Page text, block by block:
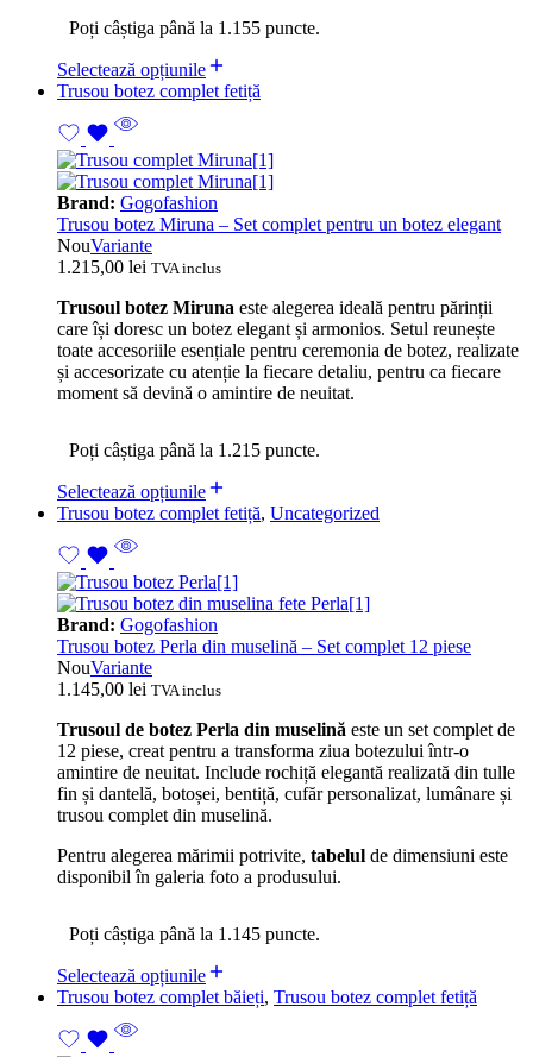
Poți câștiga până la 1.155 puncte.
Selectează opțiunile
Trusou botez complet fetiță
Brand: Gogofashion
Trusou botez Miruna – Set complet pentru un botez elegant
NouVariante
1.215,00 lei TVA inclus
Trusoul botez Miruna este alegerea ideală pentru părinții
care își doresc un botez elegant și armonios. Setul reunește
toate accesoriile esențiale pentru ceremonia de botez, realizate
și accesorizate cu atenție la fiecare detaliu, pentru ca fiecare
moment să devină o amintire de neuitat.
Poți câștiga până la 1.215 puncte.
Selectează opțiunile
Trusou botez complet fetiță, Uncategorized
Brand: Gogofashion
Trusou botez Perla din muselină – Set complet 12 piese
NouVariante
1.145,00 lei TVA inclus
Trusoul de botez Perla din muselină este un set complet de
12 piese, creat pentru a transforma ziua botezului într-o
amintire de neuitat. Include rochiță elegantă realizată din tulle
fin și dantelă, botoșei, bentiță, cufăr personalizat, lumânare și
trusou complet din muselină.
Pentru alegerea mărimii potrivite, tabelul de dimensiuni este
disponibil în galeria foto a produsului.
Poți câștiga până la 1.145 puncte.
Selectează opțiunile
Trusou botez complet băieți, Trusou botez complet fetiță